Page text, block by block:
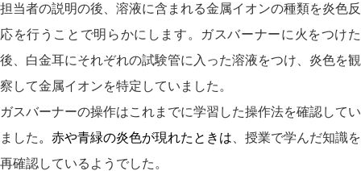
担当者の説明の後、溶液に含まれる金属イオンの種類を炎色反
応を行うことで明らかにします。ガスバーナーに火をつけた
後、白金耳にそれぞれの試験管に入った溶液をつけ、炎色を観
察して金属イオンを特定していました。
ガスバーナーの操作はこれまでに学習した操作法を確認してい
ました 。赤や青緑の炎色が現れたときは 、授業で学んだ知識を
再確認しているようでした。